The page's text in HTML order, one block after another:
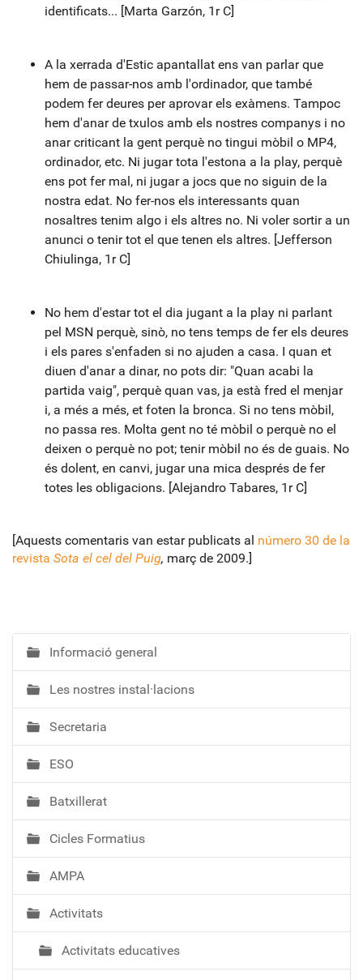
identificats... [Marta Garzón, 1r C]
A la xerrada d'Estic apantallat ens van parlar que
hem de passar-nos amb l'ordinador, que també
podem fer deures per aprovar els exàmens. Tampoc
hem d'anar de txulos amb els nostres companys i no
anar criticant la gent perquè no tingui mòbil o MP4,
ordinador, etc. Ni jugar tota l'estona a la play, perquè
ens pot fer mal, ni jugar a jocs que no siguin de la
nostra edat. No fer-nos els interessants quan
nosaltres tenim algo i els altres no. Ni voler sortir a un
anunci o tenir tot el que tenen els altres. [Jefferson
Chiulinga, 1r C]
No hem d'estar tot el dia jugant a la play ni parlant
pel MSN perquè, sinò, no tens temps de fer els deures
i els pares s'enfaden si no ajuden a casa. I quan et
diuen d'anar a dinar, no pots dir: "Quan acabi la
partida vaig", perquè quan vas, ja està fred el menjar
i, a més a més, et foten la bronca. Si no tens mòbil,
no passa res. Molta gent no té mòbil o perquè no el
deixen o perquè no pot; tenir mòbil no és de guais. No
és dolent, en canvi, jugar una mica després de fer
totes les obligacions. [Alejandro Tabares, 1r C]
[Aquests comentaris van estar publicats al número 30 de la
revista Sota el cel del Puig, març de 2009.]
N
a
v
e
g
a
c
ó
Informació general
Les nostres instal·lacions
Secretaria
ESO
Batxillerat
Cicles Formatius
AMPA
Activitats
Activitats educatives